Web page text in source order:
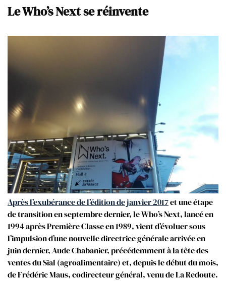
Le Who’s Next se réinvente
Après l’exubérance de l’édition de janvier 2017et une étape
de transition en septembre dernier, le Who’s Next, lancé en
1994 après Première Classe en 1989, vient d’évoluer sous
l’impulsion d’une nouvelle directrice générale arrivée en
juin dernier, Aude Chabanier, précédemment à la tête des
ventes du Sial (agroalimentaire) et, depuis le début du mois,
de Frédéric Maus, codirecteur général, venu de La Redoute.